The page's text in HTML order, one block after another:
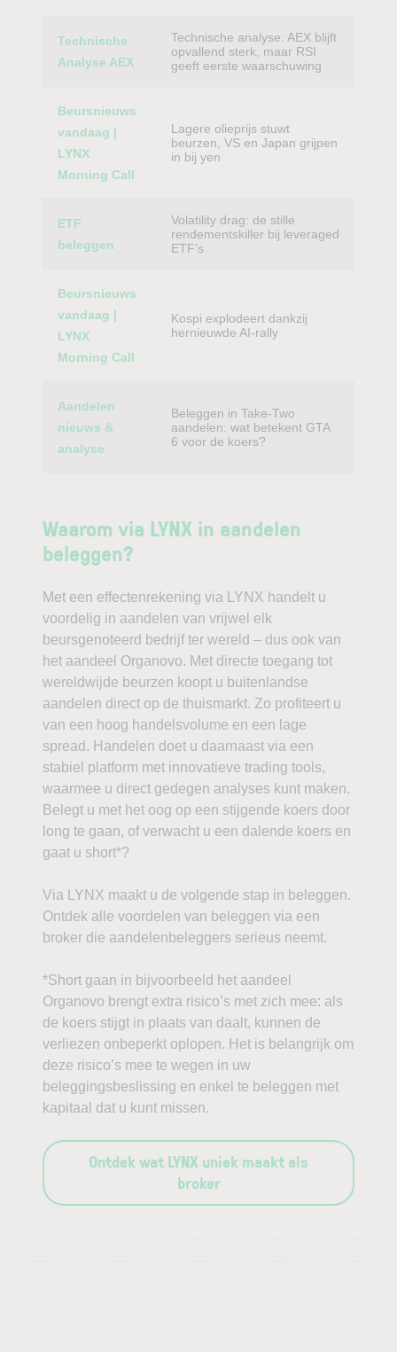
Technische
Analyse AEX
Technische analyse: AEX blijft
opvallend sterk, maar RSI
geeft eerste waarschuwing
Beursnieuws
vandaag |
LYNX
Morning Call
Lagere olieprijs stuwt
beurzen, VS en Japan grijpen
in bij yen
ETF
beleggen
Volatility drag: de stille
rendementskiller bij leveraged
ETF’s
Beursnieuws
vandaag |
LYNX
Morning Call
Kospi explodeert dankzij
hernieuwde AI-rally
Aandelen
nieuws &
analyse
Beleggen in Take-Two
aandelen: wat betekent GTA
6 voor de koers?
Waarom via LYNX in aandelen
beleggen?
Met een effectenrekening via LYNX handelt u
voordelig in aandelen van vrijwel elk
beursgenoteerd bedrijf ter wereld – dus ook van
het aandeel Organovo. Met directe toegang tot
wereldwijde beurzen koopt u buitenlandse
aandelen direct op de thuismarkt. Zo profiteert u
van een hoog handelsvolume en een lage
spread. Handelen doet u daarnaast via een
stabiel platform met innovatieve trading tools,
waarmee u direct gedegen analyses kunt maken.
Belegt u met het oog op een stijgende koers door
long te gaan, of verwacht u een dalende koers en
gaat u short*?
Via LYNX maakt u de volgende stap in beleggen.
Ontdek alle voordelen van beleggen via een
broker die aandelenbeleggers serieus neemt.
*Short gaan in bijvoorbeeld het aandeel
Organovo brengt extra risico’s met zich mee: als
de koers stijgt in plaats van daalt, kunnen de
verliezen onbeperkt oplopen. Het is belangrijk om
deze risico’s mee te wegen in uw
beleggingsbeslissing en enkel te beleggen met
kapitaal dat u kunt missen.
Ontdek wat LYNX uniek maakt als
broker